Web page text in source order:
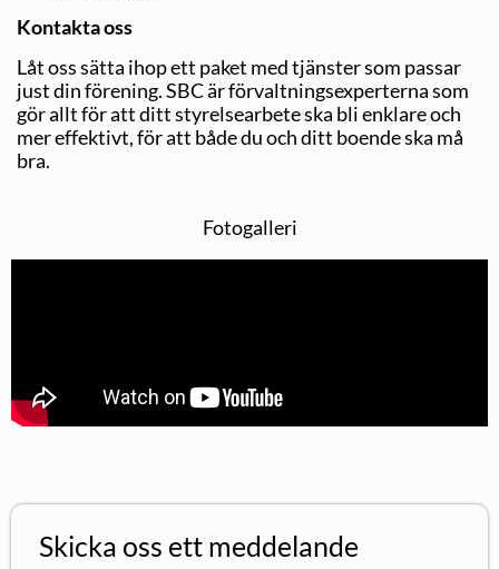
Kontakta oss
Låt oss sätta ihop ett paket med tjänster som passar
just din förening. SBC är förvaltningsexperterna som
gör allt för att ditt styrelsearbete ska bli enklare och
mer effektivt, för att både du och ditt boende ska må
bra.
Fotogalleri
Skicka oss ett meddelande